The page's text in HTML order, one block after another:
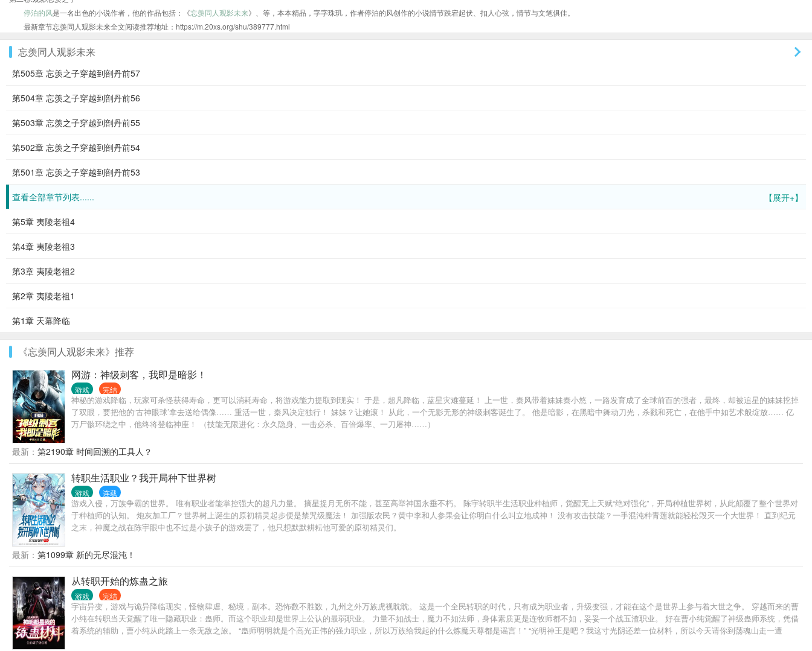
停泊的风是一名出色的小说作者，他的作品包括：《忘羡同人观影未来》、等，本本精品，字字珠玑，作者停泊的风创作的小说情节跌宕起伏、扣人心弦，情节与文笔俱佳。
最新章节忘羡同人观影未来全文阅读推荐地址：https://m.20xs.org/shu/389777.html
忘羡同人观影未来
第505章 忘羡之子穿越到剖丹前57
第504章 忘羡之子穿越到剖丹前56
第503章 忘羡之子穿越到剖丹前55
第502章 忘羡之子穿越到剖丹前54
第501章 忘羡之子穿越到剖丹前53
【展开+】
查看全部章节列表......
第5章 夷陵老祖4
第4章 夷陵老祖3
第3章 夷陵老祖2
第2章 夷陵老祖1
第1章 天幕降临
《忘羡同人观影未来》推荐
网游：神级刺客，我即是暗影！
游戏 完结
神秘的游戏降临，玩家可杀怪获得寿命，更可以消耗寿命，将游戏能力提取到现实！ 于是，超凡降临，蓝星灾难蔓延！ 上一世，秦风带着妹妹秦小悠，一路发育成了全球前百的强者，最终，却被追星的妹妹挖掉
了双眼，要把他的‘古神眼球’拿去送给偶像…… 重活一世，秦风决定独行！ 妹妹？让她滚！ 从此，一个无影无形的神级刺客诞生了。 他是暗影，在黑暗中舞动刀光，杀戮和死亡，在他手中如艺术般绽放…… 亿
万尸骸环绕之中，他终将登临神座！ （技能无限进化：永久隐身、一击必杀、百倍爆率、一刀屠神……）
最新： 第2190章 时间回溯的工具人？
转职生活职业？我开局种下世界树
游戏 连载
游戏入侵，万族争霸的世界。 唯有职业者能掌控强大的超凡力量。 摘星捉月无所不能，甚至高举神国永垂不朽。 陈宇转职半生活职业种植师，觉醒无上天赋“绝对强化”，开局种植世界树，从此颠覆了整个世界对
于种植师的认知。 炮灰加工厂？世界树上诞生的原初精灵起步便是禁咒级魔法！ 加强版农民？黄中李和人参果会让你明白什么叫立地成神！ 没有攻击技能？一手混沌种青莲就能轻松毁灭一个大世界！ 直到纪元
之末，神魔之战在陈宇眼中也不过是小孩子的游戏罢了，他只想默默耕耘他可爱的原初精灵们。
最新： 第1099章 新的无尽混沌！
从转职开始的炼蛊之旅
游戏 完结
宇宙异变，游戏与诡异降临现实，怪物肆虐、秘境，副本。恐怖数不胜数，九州之外万族虎视眈眈。 这是一个全民转职的时代，只有成为职业者，升级变强，才能在这个是世界上参与着大世之争。 穿越而来的曹
小纯在转职当天觉醒了唯一隐藏职业：蛊师。而这个职业却是世界上公认的最弱职业。 力量不如战士，魔力不如法师，身体素质更是连牧师都不如，妥妥一个战五渣职业。 好在曹小纯觉醒了神级蛊师系统，凭借
着系统的辅助，曹小纯从此踏上一条无敌之旅。 “蛊师明明就是个高光正伟的强力职业，所以万族给我起的什么炼魔天尊都是谣言！” “光明神王是吧？我这寸光阴还差一位材料，所以今天请你到荡魂山走一遭